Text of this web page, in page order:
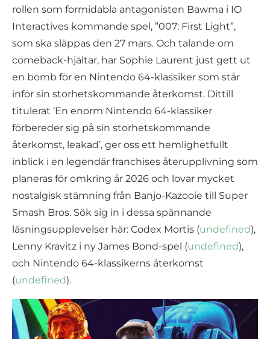
rollen som formidabla antagonisten Bawma i IO
Interactives kommande spel, ”007: First Light”,
som ska släppas den 27 mars. Och talande om
comeback-hjältar, har Sophie Laurent just gett ut
en bomb för en Nintendo 64-klassiker som står
inför sin storhetskommande återkomst. Dittill
titulerat ’En enorm Nintendo 64-klassiker
förbereder sig på sin storhetskommande
återkomst, leakad’, ger oss ett hemlighetfullt
inblick i en legendär franchises återupplivning som
planeras för omkring år 2026 och lovar mycket
nostalgisk stämning från Banjo-Kazooie till Super
Smash Bros. Sök sig in i dessa spännande
läsningsupplevelser här: Codex Mortis (undefined),
Lenny Kravitz i ny James Bond-spel (undefined),
och Nintendo 64-klassikerns återkomst
(undefined).